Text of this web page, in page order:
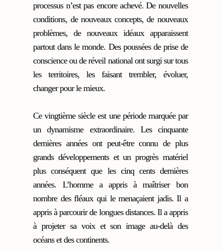
processus n’est pas encore achevé. De nouvelles
conditions, de nouveaux concepts, de nouveaux
problèmes, de nouveaux idéaux apparaissent
partout dans le monde. Des poussées de prise de
conscience ou de réveil national ont surgi sur tous
les territoires, les faisant trembler, évoluer,
changer pour le mieux.
Ce vingtième siècle est une période marquée par
un dynamisme extraordinaire. Les cinquante
dernières années ont peut-être connu de plus
grands développements et un progrès matériel
plus conséquent que les cinq cents dernières
années. L’homme a appris à maîtriser bon
nombre des fléaux qui le menaçaient jadis. Il a
appris à parcourir de longues distances. Il a appris
à projeter sa voix et son image au-delà des
océans et des continents.